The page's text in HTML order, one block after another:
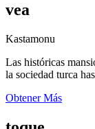
vea
Kastamonu
Las históricas
la sociedad turca
Obtener Más